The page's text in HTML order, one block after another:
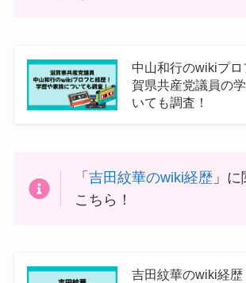
中山和行のwikiプ
賀県共産党議員の
いても調査！
「吉田紋華のwiki経歴 」
こちら！
吉田紋華のwiki経歴